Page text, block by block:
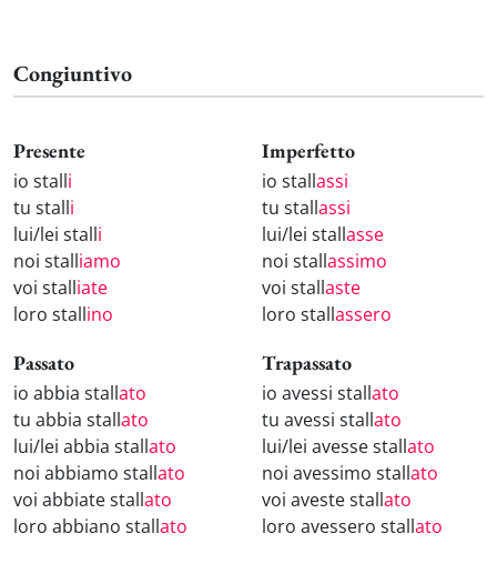
Congiuntivo
Presente
io stalli
tu stalli
lui/lei stalli
noi stalliamo
voi stalliate
loro stallino
Imperfetto
io stallassi
tu stallassi
lui/lei stallasse
noi stallassimo
voi stallaste
loro stallassero
Passato
io abbia stallato
tu abbia stallato
lui/lei abbia stallato
noi abbiamo stallato
voi abbiate stallato
loro abbiano stallato
Trapassato
io avessi stallato
tu avessi stallato
lui/lei avesse stallato
noi avessimo stallato
voi aveste stallato
loro avessero stallato